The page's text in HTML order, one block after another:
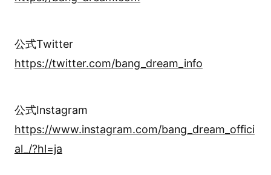
公式Twitter
https://twitter.com/bang_dream_info
公式Instagram
https://www.instagram.com/bang_dream_offici
al_/?hl=ja